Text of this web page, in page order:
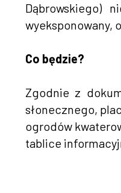
Dąbrowskiego)
wyeksponowany,
Co będzie?
Zgodnie z
słonecznego,
ogrodów
tablice